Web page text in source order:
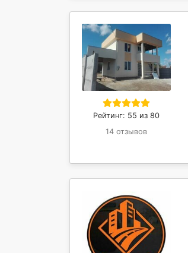
Рейтинг: 55 из 80
14 отзывов